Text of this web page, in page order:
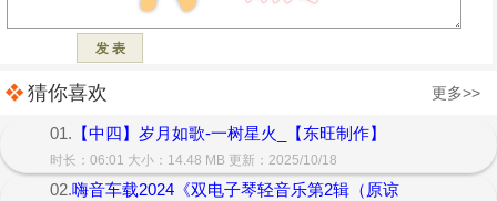
猜你喜欢 更多>>
01. 【中四】岁月如歌-一树星火_【东旺制作】
时长：06:01 大小：14.48 MB 更新：2025/10/18
02.嗨音车载2024《双电子琴轻音乐第2辑（原谅